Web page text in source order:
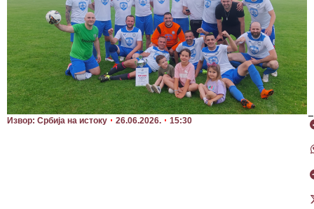
Извор: Србија на истоку 26.06.2026. 15:30